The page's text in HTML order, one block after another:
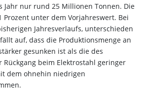
Jahr nur rund 25 Millionen Tonnen. Die
Prozent unter dem Vorjahreswert. Bei
Jahresverlaufs, unterschieden
auf, dass die Produktionsmenge an
gesunken ist als die des
Rückgang beim Elektrostahl geringer
dem ohnehin niedrigen